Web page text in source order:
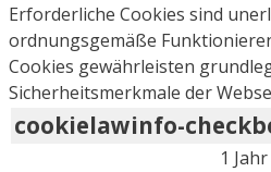
Erforderliche Cookies sind
ordnungsgemäße
Cookies gewährleisten
Sicherheitsmerkmale der
cookielawinfo-
1 Jahr